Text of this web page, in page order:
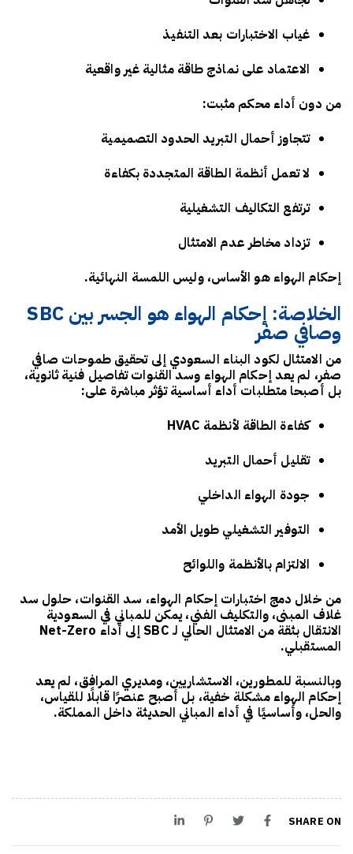
غياب الاختبارات بعد التنفيذ
الاعتماد على نماذج طاقة مثالية غير واقعية
من دون أداء محكم مثبت:
تتجاوز أحمال التبريد الحدود التصميمية
لا تعمل أنظمة الطاقة المتجددة بكفاءة
ترتفع التكاليف التشغيلية
تزداد مخاطر عدم الامتثال
إحكام الهواء هو الأساس، وليس اللمسة النهائية.
الخلاصة: إحكام الهواء هو الجسر بين SBC
وصافي صفر
من الامتثال لكود البناء السعودي إلى تحقيق طموحات صافي
صفر، لم يعد إحكام الهواء وسد القنوات تفاصيل فنية ثانوية،
بل أصبحا متطلبات أداء أساسية تؤثر مباشرة على:
كفاءة الطاقة لأنظمة HVAC
تقليل أحمال التبريد
جودة الهواء الداخلي
التوفير التشغيلي طويل الأمد
الالتزام بالأنظمة واللوائح
من خلال دمج اختبارات إحكام الهواء، سد القنوات، حلول سد
غلاف المبنى، والتكليف الفني، يمكن للمباني في السعودية
الانتقال بثقة من الامتثال الحالي لـ SBC إلى أداء Net-Zero
المستقبلي.
وبالنسبة للمطورين، الاستشاريين، ومديري المرافق، لم يعد
إحكام الهواء مشكلة خفية، بل أصبح عنصرًا قابلًا للقياس،
والحل، وأساسيًا في أداء المباني الحديثة داخل المملكة.
SHARE ON